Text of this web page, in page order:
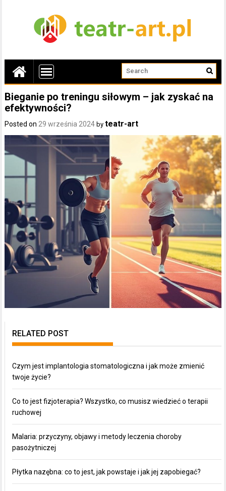
Bieganie po treningu siłowym – jak zyskać na
efektywności?
Posted on 29 września 2024 byteatr-art
RELATED POST
Czym jest implantologia stomatologiczna i jak może zmienić
twoje życie?
Co to jest fizjoterapia? Wszystko, co musisz wiedzieć o terapii
ruchowej
Malaria: przyczyny, objawy i metody leczenia choroby
pasożytniczej
Płytka nazębna: co to jest, jak powstaje i jak jej zapobiegać?